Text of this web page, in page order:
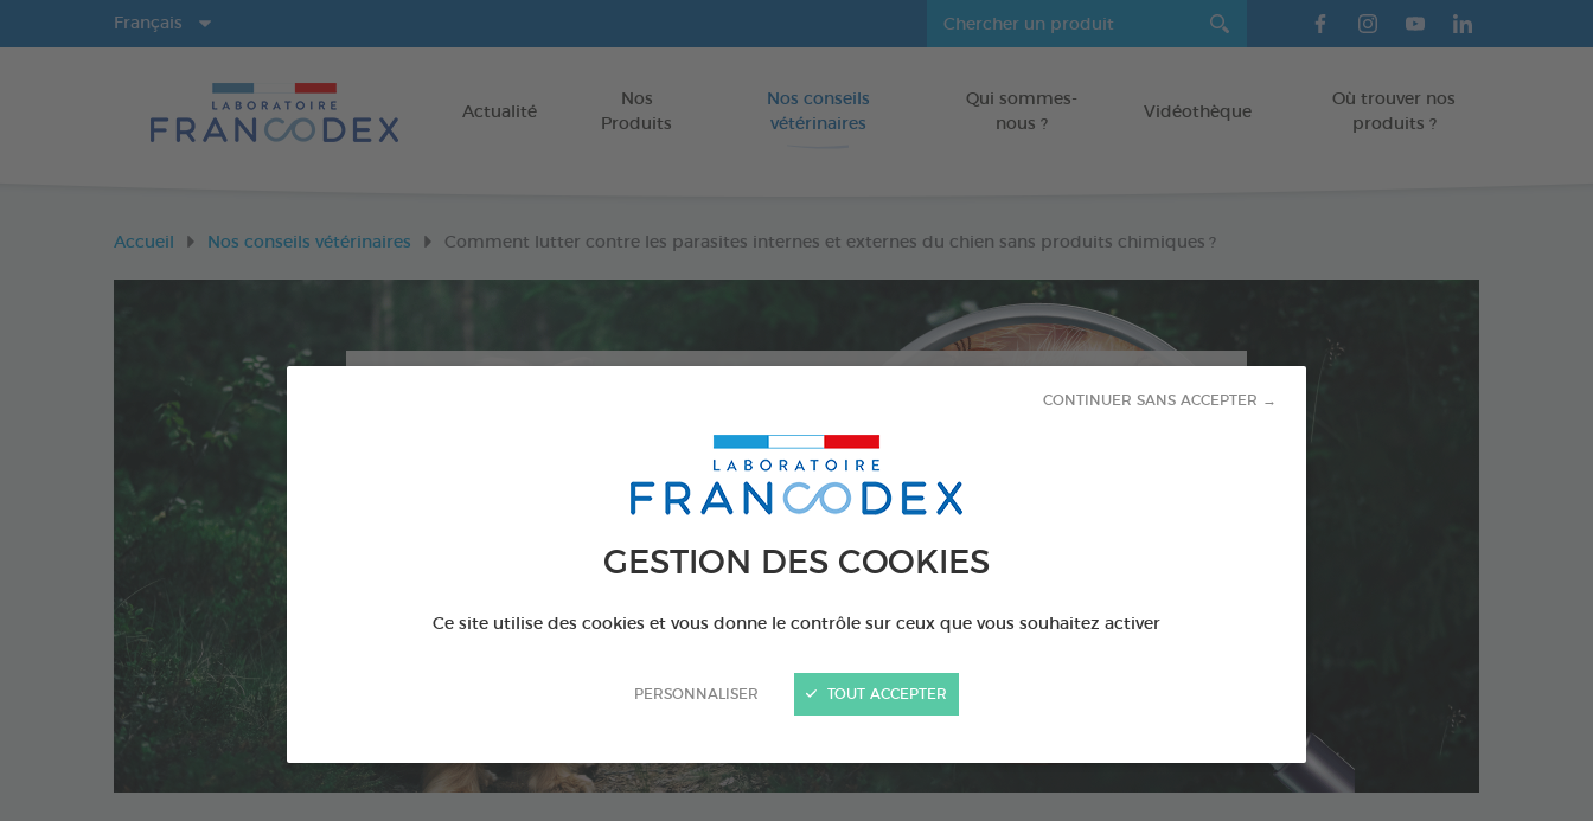
GESTION DES COOKIES
Ce site utilise des cookies et vous donne le contrôle sur ceux que vous souhaitez activer
PERSONNALISER
CONTINUER SANS ACCEPTER →
TOUT ACCEPTER
Aller au contenu
Actualité
Nos
Produits
Nos conseils
vétérinaires
Qui sommes-
nous ?
Vidéothèque
Où trouver nos
produits ?
Français
Accueil Nos conseils vétérinaires Comment lutter contre les parasites internes et externes du chien sans produits chimiques ?
Comment lutter contre les
parasites internes et externes
du chien sans produits
chimiques ?